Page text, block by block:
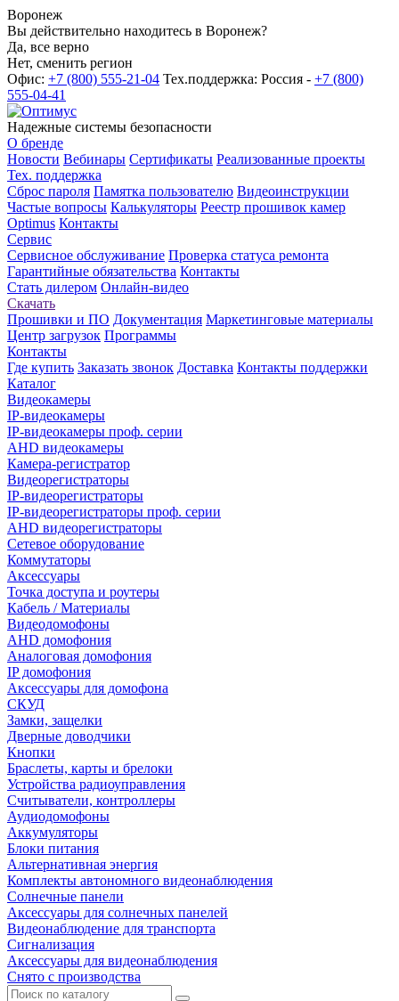
Воронеж
Вы действительно находитесь в Воронеж?
Да, все верно
Нет, сменить регион
Офис: +7 (800) 555-21-04 Тех.поддержка: Россия - +7 (800)
555-04-41
Надежные системы безопасности
О бренде
Новости Вебинары Сертификаты Реализованные проекты
Тех. поддержка
Сброс пароля Памятка пользователю Видеоинструкции
Частые вопросы Калькуляторы Реестр прошивок камер
Optimus Контакты
Сервис
Сервисное обслуживание Проверка статуса ремонта
Гарантийные обязательства Контакты
Стать дилером Онлайн-видео
Скачать
Прошивки и ПО Документация Маркетинговые материалы
Центр загрузок Программы
Контакты
Где купить Заказать звонок Доставка Контакты поддержки
Каталог
Видеокамеры
IP-видеокамеры
IP-видеокамеры проф. серии
AHD видеокамеры
Камера-регистратор
Видеорегистраторы
IP-видеорегистраторы
IP-видеорегистраторы проф. серии
AHD видеорегистраторы
Сетевое оборудование
Коммутаторы
Аксессуары
Точка доступа и роутеры
Кабель / Материалы
Видеодомофоны
AHD домофония
Аналоговая домофония
IP домофония
Аксессуары для домофона
СКУД
Замки, защелки
Дверные доводчики
Кнопки
Браслеты, карты и брелоки
Устройства радиоуправления
Считыватели, контроллеры
Аудиодомофоны
Аккумуляторы
Блоки питания
Альтернативная энергия
Комплекты автономного видеонаблюдения
Солнечные панели
Аксессуары для солнечных панелей
Видеонаблюдение для транспорта
Сигнализация
Аксессуары для видеонаблюдения
Снято с производства